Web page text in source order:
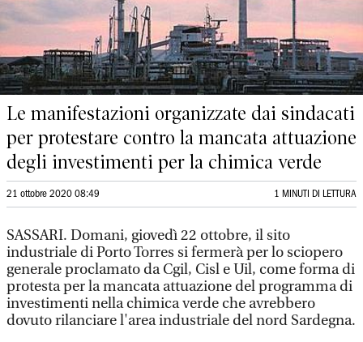
Le manifestazioni organizzate dai sindacati
per protestare contro la mancata attuazione
degli investimenti per la chimica verde
21 ottobre 2020 08:49 1 MINUTI DI LETTURA
SASSARI. Domani, giovedì 22 ottobre, il sito
industriale di Porto Torres si fermerà per lo sciopero
generale proclamato da Cgil, Cisl e Uil, come forma di
protesta per la mancata attuazione del programma di
investimenti nella chimica verde che avrebbero
dovuto rilanciare l'area industriale del nord Sardegna.